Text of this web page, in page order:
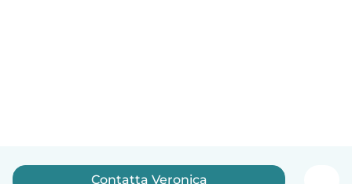
Contatta Veronica